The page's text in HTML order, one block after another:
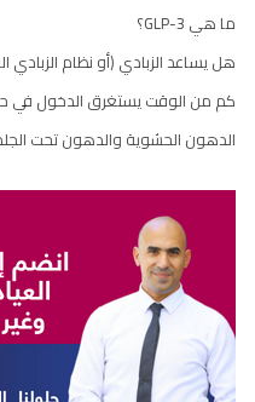
ما هي GLP-3؟
هل يساعد الزبادي (أو نظام الزبادي
كم من الوقت يستغرق الدخول في
الدهون الحشوية والدهون تحت